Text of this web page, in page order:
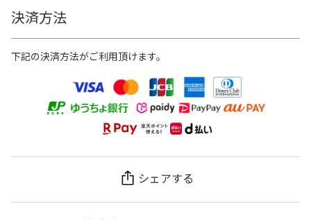
決済方法
下記の決済方法がご利用頂けます。
シェアする